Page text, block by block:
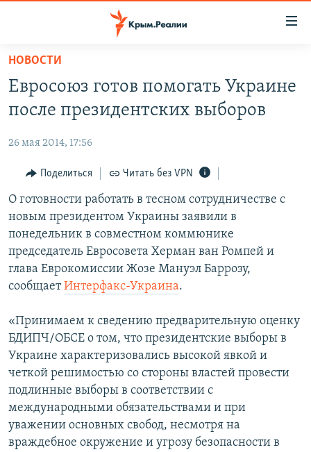
Вернуться
основному
содержанию
навигации
Вернутся
поиску
СПЕЦПРОЕКТЫ
КАРТА ВОЕННЫХ ОБЪЕКТОВ КРЫМА
11 ЛЕТ ОККУПАЦИИ КРЫМА. 11 ИСТОРИЙ СОПРОТИВЛЕНИЯ
ИСТОРИЯ
ЕЩЕ
ИНТЕРАКТИВ
ИНФОГРАФИКА
ТЕЛЕПРОЕКТ КРЫМ.РЕАЛИИ
СОВЕТЫ ПРАВОЗАЩИТНИКОВ
ПОБЕДИТЕЛЕЙ НЕ СУДЯТ?
ELIFBE
УКРАИНСКАЯ ПРОБЛЕМА КРЫМА
РАДІО СВОБОДА
КАК ОБОЙТИ БЛОКИРОВКУ
Українською
Qırımtatar
ПРИСОЕДИНЯЙТЕСЬ!
Все сайты RFE/RL
НОВОСТИ
Евросоюз готов помогать Украине
после президентских выборов
26 мая 2014, 17:56
Поделиться Читать без VPN
О готовности работать в тесном сотрудничестве с
новым президентом Украины заявили в
понедельник в совместном коммюнике
председатель Евросовета Херман ван Ромпей и
глава Еврокомиссии Жозе Мануэл Баррозу,
сообщаетИнтерфакс-Украина.
«Принимаем к сведению предварительную оценку
БДИПЧ/ОБСЕ о том, что президентские выборы в
Украине характеризовались высокой явкой и
четкой решимостью со стороны властей провести
подлинные выборы в соответствии с
международными обязательствами и при
уважении основных свобод, несмотря на
враждебное окружение и угрозу безопасности в